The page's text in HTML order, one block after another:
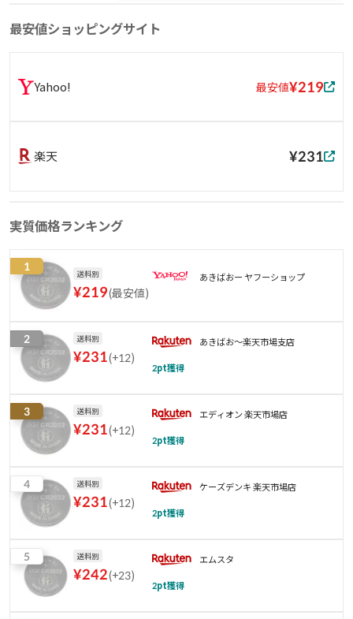
最安値ショッピングサイト
Yahoo! 最安値¥219
楽天 ¥231
実質価格ランキング
1
送料別
¥219(最安値)
あきばおー ヤフーショップ
2 送料別
¥231(+12)
あきばお〜楽天市場支店
2pt獲得
3 送料別
¥231(+12)
エディオン 楽天市場店
2pt獲得
4 送料別
¥231(+12)
ケーズデンキ 楽天市場店
2pt獲得
5 送料別
¥242(+23)
エムスタ
2pt獲得